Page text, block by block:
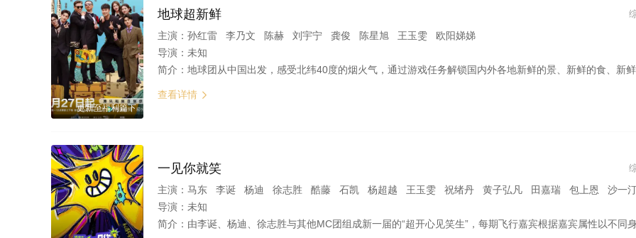
更新至福利篇下
地球超新鲜
主演： 孙红雷 李乃文 陈赫 刘宇宁 龚俊 陈星旭 王玉雯 欧阳娣娣
导演： 未知
简介： 地球团从中国出发，感受北纬40度的烟火气，通过游戏任务解锁国内外各地新鲜的景、新鲜的食、新鲜的人、新鲜的文化，传递中国特色文化的温度，碰撞融贯中西古今的崭新精神力量。
查看详情 
一见你就笑
主演： 马东 李诞 杨迪 徐志胜 酷藤 石凯 杨超越 王玉雯 祝绪丹 黄子弘凡 田嘉瑞 包上恩 沙一
导演： 未知
简介： 由李诞、杨迪、徐志胜与其他MC团组成新一届的“超开心见笑生”，每期飞行嘉宾根据嘉宾属性以不同身份进入节目，如插班生、隔壁校友、代课老师等。通过TALKING、主题游戏互动、盲盒舞台等综艺环节来进行单期相关剧宣主题的内容呈现